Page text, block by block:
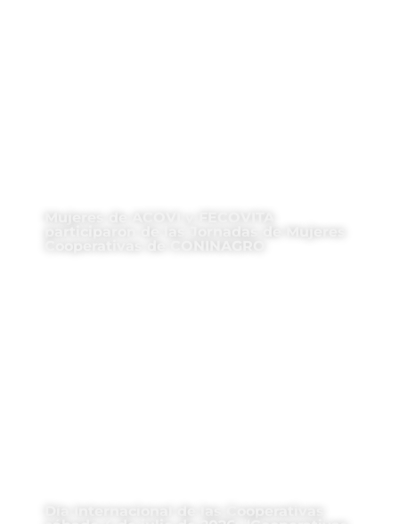
Día Internacional de las Cooperativas